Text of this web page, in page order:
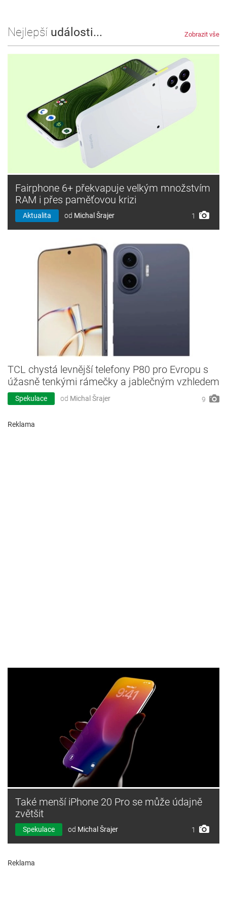
Nejlepší události... Zobrazit vše
Fairphone 6+ překvapuje velkým množstvím
RAM i přes paměťovou krizi
Aktualita od Michal Šrajer 1
TCL chystá levnější telefony P80 pro Evropu s
úžasně tenkými rámečky a jablečným vzhledem
Spekulace od Michal Šrajer 9
Reklama
Také menší iPhone 20 Pro se může údajně
zvětšit
Spekulace od Michal Šrajer 1
Reklama